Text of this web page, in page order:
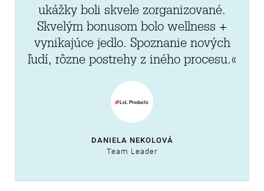
ukážky boli skvele zorganizované.
Skvelým bonusom bolo wellness +
vynikajúce jedlo. Spoznanie nových
ľudí, rôzne postrehy z iného procesu.«
DANIELA NEKOLOVÁ
Team Leader